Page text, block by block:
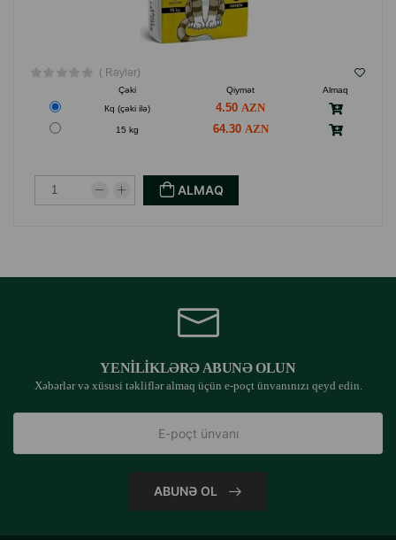
( Rəylər)
Çəki Qiymət
Almaq
Кq (çəki ilə)
4.50
15 kg 64.30
ALMAQ
YENILIKLƏRƏ ABUNƏ OLUN
Xəbərlər və xüsusi təkliflər almaq üçün e-poçt ünvanınızı qeyd edin.
ABUNƏ OL